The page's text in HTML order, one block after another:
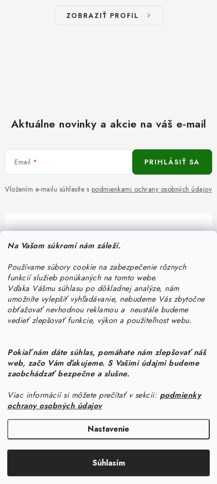
Na Vašom súkromí nám záleží.
Používame súbory cookie na zabezpečenie rôznych
funkcií služieb ponúkaných na tomto webe.
Vďaka Vášmu súhlasu po dôkladnej analýze, nám
umožníte vylepšiť vyhľadávanie, nebudeme Vás zbytočne
obťažovať nevhodnou reklamou a neustále budeme
vedieť zlepšovať funkcie, výkon a použiteľnost webu.
Pokiaľ nám dáte súhlas, pomáhate nám zlepšovať náš
web, začo Vám ďakujeme. S Vašimi údajmi budeme
zaobchádzať bezpečne a slušne.
Viac informácií si môžete prečítať v sekcii: podmienky
ochrany osobných údajov
Nastavenie
Súhlasím
ZOBRAZIŤ PROFIL
Aktuálne novinky a akcie na váš e-mail
Email
Vložením e-mailu súhlasíte s podmienkami ochrany osobných údajov
PRIHLÁSIŤ SA
Pomôžeme vám s výberom
Potrebujete s niečím poradiť? Sme tu pre vás!
objednavky@kurin.sk
0950456469
Informácie pre vás
Náš príbeh od začiatku
Doprava
Kontakt
Blog
Facebook
Copyright 2026KURIN.SK. Všetky práva vyhradené.Upraviť nastavenie
cookies